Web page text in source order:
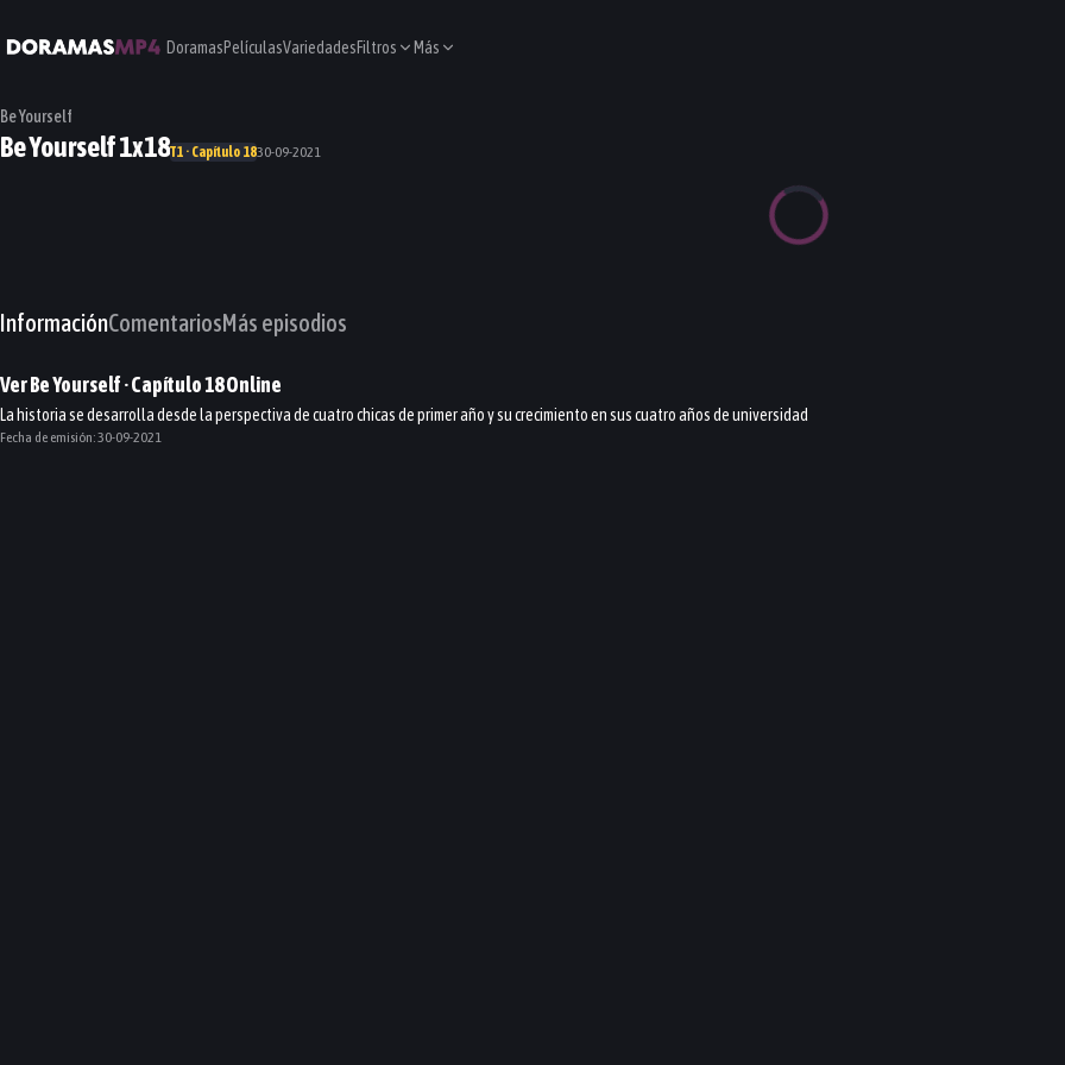
DoramasPelículasVariedadesFiltros Más
Be Yourself
Be Yourself 1x18T1 · Capítulo 1830-09-2021
InformaciónComentariosMás episodios
VerBe Yourself· Capítulo18Online
La historia se desarrolla desde la perspectiva de cuatro chicas de primer año y su crecimiento en sus cuatro años de universidad
Fecha de emisión:30-09-2021